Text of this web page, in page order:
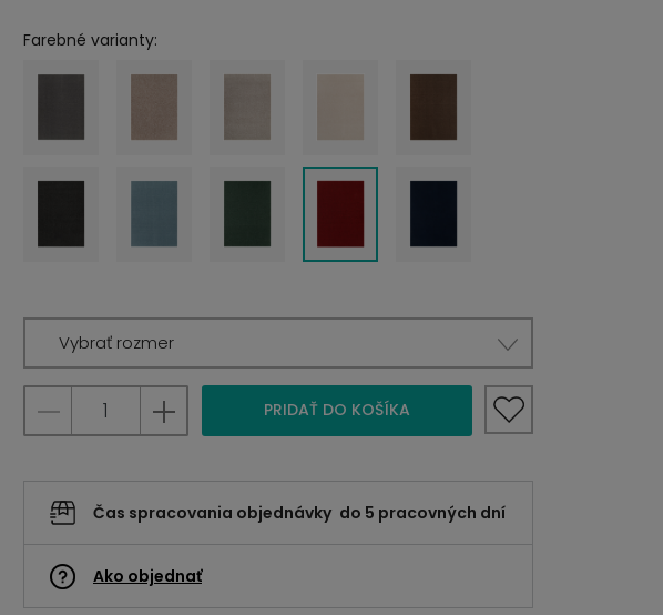
Farebné varianty:
Vybrať rozmer
PRIDAŤ DO KOŠÍKA
Čas spracovania objednávky do 5 pracovných dní
Ako objednať